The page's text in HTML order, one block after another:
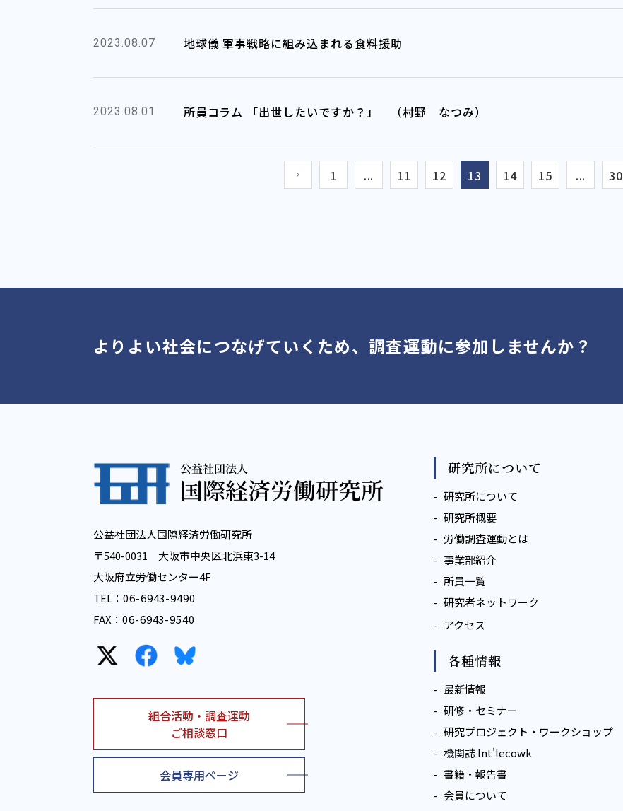
2023.08.07 地球儀 軍事戦略に組み込まれる食料援助
2023.08.01 所員コラム 「出世したいですか？」 （村野 なつみ）
1 ... 11 12 13 14 15 ... 30
よりよい社会につなげていくため、調査運動に参加しませんか？
公益社団法人国際経済労働研究所
〒540-0031 大阪市中央区北浜東3-14
大阪府立労働センター4F
TEL： 06-6943-9490
FAX： 06-6943-9540
組合活動・調査運動
ご相談窓口
会員専用ページ
研究所について
研究所について
研究所概要
労働調査運動とは
事業部紹介
所員一覧
研究者ネットワーク
アクセス
各種情報
最新情報
研修・セミナー
研究プロジェクト・ワークショップ
機関誌 Int'lecowk
書籍・報告書
会員について